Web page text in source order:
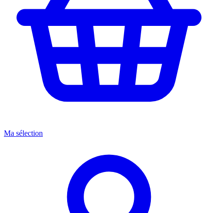
Ma sélection